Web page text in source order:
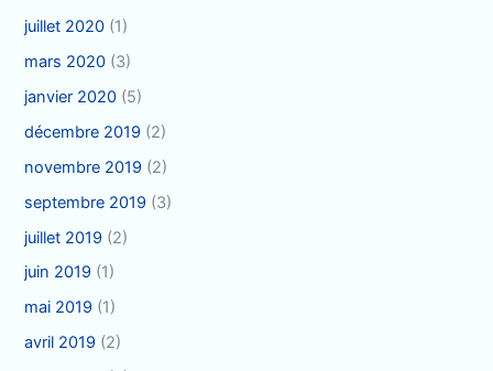
juillet 2020 (1)
mars 2020 (3)
janvier 2020 (5)
décembre 2019 (2)
novembre 2019 (2)
septembre 2019 (3)
juillet 2019 (2)
juin 2019 (1)
mai 2019 (1)
avril 2019 (2)